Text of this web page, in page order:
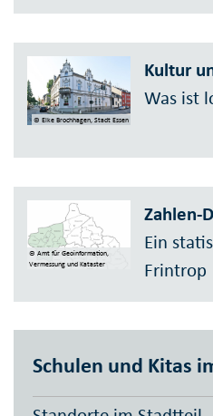
© Elke Brochhagen, Stadt Essen
Kultur
Was ist
© Amt für Geoinformation,
Vermessung und Kataster
Zahlen-
Ein
Frintrop
Schulen und Kitas